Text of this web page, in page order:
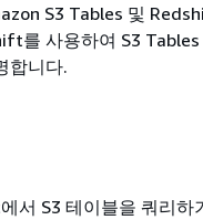
S3 Tables 및
를 사용하여 S3 Tables
합니다.
서 S3 테이블을 쿼리하